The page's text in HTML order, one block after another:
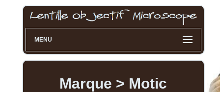
MENU
Marque > Motic